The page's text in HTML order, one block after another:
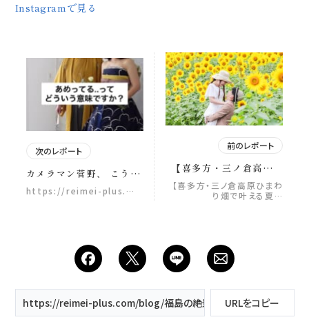
Instagramで見る
次のレポート
カメラマン菅野、 こうい
う話大好きです！！！！
撮影の合間に始まった方
県の皆さん、 じゃがいも
を「かんぷら」って言い
ますか？🥔 同じ東北なの
さん！ 岩手県のことを沢
山教えていただきました
https://reimei-plus.…
前のレポート
【喜多方・三ノ倉高原ひ
まわり畑で叶える夏のウ
ェディングフォト】 この
わりに包まれて、 夏らし
さあふれる ウェディング
フォトを残しませんか？
い方 ・旅行も兼ねて思い
出を作りたい方 そんなお
ふたりにおすすめです！
【喜多方・三ノ倉高原ひまわ
り畑で叶える夏…
https://reimei-plus.com/blog/福島の絶景スポット、布引高原の巨
URLをコピー